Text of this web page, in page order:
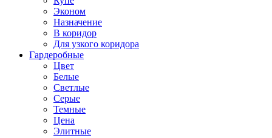
Эконом
Назначение
В коридор
Для узкого коридора
Гардеробные
Цвет
Белые
Светлые
Серые
Темные
Цена
Элитные